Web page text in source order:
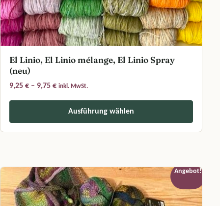
El Linio, El Linio mélange, El Linio Spray
(neu)
9,25 € – 9,75 €Preisspanne: 9,25 € bis 9,75 €
inkl. MwSt.
Ausführung wählen
Angebot!